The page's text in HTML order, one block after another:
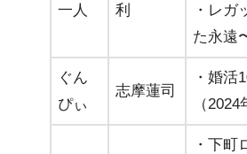
一人
利
・レガ
た永遠
ぐん
ぴぃ
志摩蓮司
・婚活
（2024
・下町